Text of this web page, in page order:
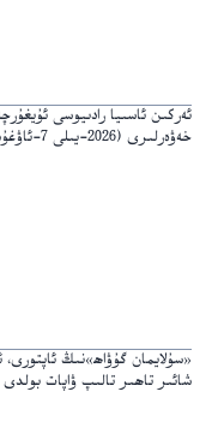
ئەركىن ئاسىيا رادىيوسى
خەۋەرلىرى (2026-يىلى 7-ئاۋغۇست)
«سۇلايمان گۇۋاھ»نىڭ ئاپتورى،
شائىر تاھىر تالىپ ۋاپات بولدى